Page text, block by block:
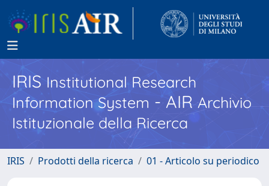
IRISInstitutional Research
Information System - AIR Archivio
Istituzionale della Ricerca
IRIS Prodotti della ricerca 01 - Articolo su periodico